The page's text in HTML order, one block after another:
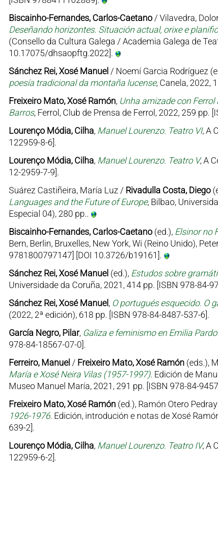
Biscainho-Fernandes, Carlos-Caetano/ Vilavedra,
Deseñando horizontes. Situación actual, orixe e
(Consello da Cultura Galega / Academia Galega de
10.17075/dhsaopftg.2022].
Sánchez Rei, Xosé Manuel / Noemí Garcia Rodríguez
poesía tradicional da montaña lucense, Canela, 2022,
Freixeiro Mato, Xosé Ramón, Unha amizade con
Barros, Ferrol, Club de Prensa de Ferrol, 2022, 259 pp.
Lourenço Módia, Cilha, Manuel Lourenzo. Teatro VI, A
122959-8-6].
Lourenço Módia, Cilha, Manuel Lourenzo. Teatro V, A
12-2959-7-9].
Suárez Castiñeira, María Luz / Rivadulla Costa, Diego
Languages and the Future of Europe, Bilbao,
Especial 04), 280 pp..
Biscainho-Fernandes, Carlos-Caetano(ed.), Elsinor no
Bern, Berlin, Bruxelles, New York, Wi (Reino Unido),
9781800797147] [DOI 10.3726/b19161].
Sánchez Rei, Xosé Manuel (ed.), Estudos sobre
Universidade da Coruña, 2021, 414 pp. [ISBN 978-84-
Sánchez Rei, Xosé Manuel, O portugués esquecido. O
(2022, 2ª edición), 618 pp. [ISBN 978-84-8487-537-6].
García Negro, Pilar, Galiza e feminismo en Emilia
978-84-18567-07-0].
Ferreiro, Manuel / Freixeiro Mato, Xosé Ramón(eds.),
María e Xosé Neira Vilas (1957-1997). Edición de
Museo Manuel María, 2021, 291 pp. [ISBN 978-84-
Freixeiro Mato, Xosé Ramón(ed.), Ramón Otero
1926-1976. Edición, introdución e notas de Xosé
639-2].
Lourenço Módia, Cilha, Manuel Lourenzo. Teatro IV, A
122959-6-2].